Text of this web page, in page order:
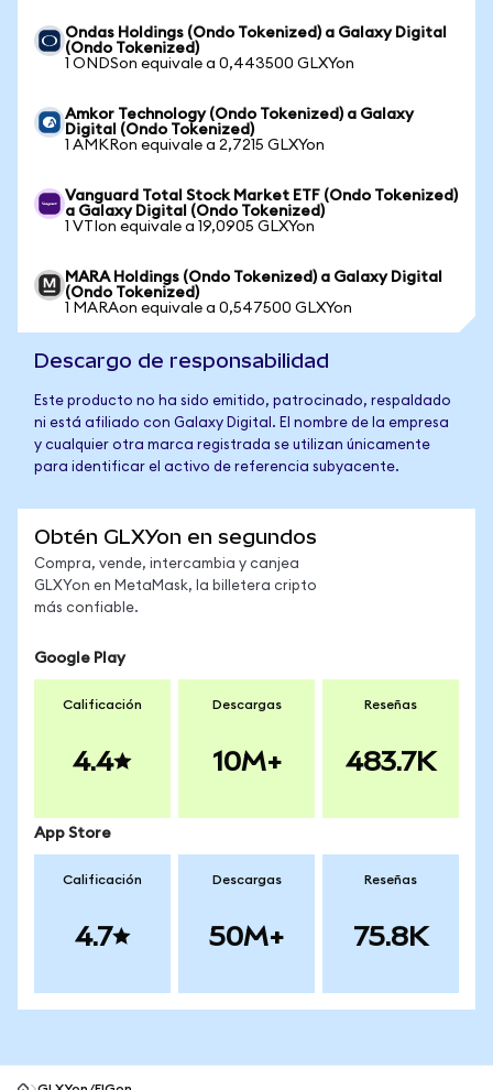
Ondas Holdings (Ondo Tokenized) a Galaxy Digital
(Ondo Tokenized)
1 ONDSon equivale a 0,443500 GLXYon
Amkor Technology (Ondo Tokenized) a Galaxy
Digital (Ondo Tokenized)
1 AMKRon equivale a 2,7215 GLXYon
Vanguard Total Stock Market ETF (Ondo Tokenized)
a Galaxy Digital (Ondo Tokenized)
1 VTIon equivale a 19,0905 GLXYon
MARA Holdings (Ondo Tokenized) a Galaxy Digital
(Ondo Tokenized)
1 MARAon equivale a 0,547500 GLXYon
Descargo de responsabilidad
Este producto no ha sido emitido, patrocinado, respaldado
ni está afiliado con Galaxy Digital. El nombre de la empresa
y cualquier otra marca registrada se utilizan únicamente
para identificar el activo de referencia subyacente.
Obtén GLXYon en segundos
Compra, vende, intercambia y canjea
GLXYon en MetaMask, la billetera cripto
más confiable.
Google Play
Calificación
4.4
Descargas
10M+
Reseñas
483.7K
App Store
Calificación
4.7
Descargas
50M+
Reseñas
75.8K